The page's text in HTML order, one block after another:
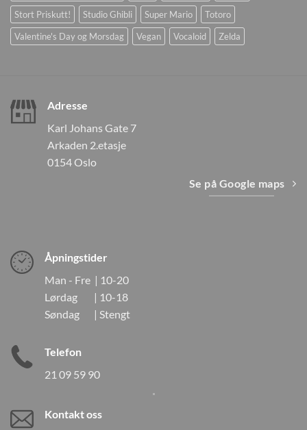
Stort Priskutt!
Studio Ghibli Super Mario
Totoro
Valentine's Day og Morsdag
Vegan Vocaloid Zelda
Adresse
Karl Johans Gate 7
Arkaden 2.etasje
0154 Oslo
Se på Google maps
Åpningstider
Man - Fre | 10-20
Lørdag | 10-18
Søndag | Stengt
Telefon
21 09 59 90
Kontakt oss